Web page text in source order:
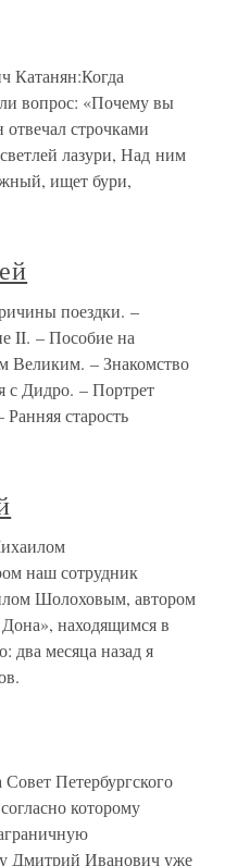
Катанян:Когда
вопрос: «Почему вы
отвечал строчками
лазури, Над ним
ищет бури,
поездки. –
II. – Пособие на
Великим. – Знакомство
с Дидро. – Портрет
старость
наш сотрудник
Шолоховым, автором
находящимся в
два месяца назад я
Петербургского
которому
Дмитрий Иванович уже